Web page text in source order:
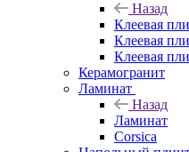
Назад
Клеевая
Клеевая
Клеевая
Керамогранит
Ламинат
Назад
Ламинат
Corsica